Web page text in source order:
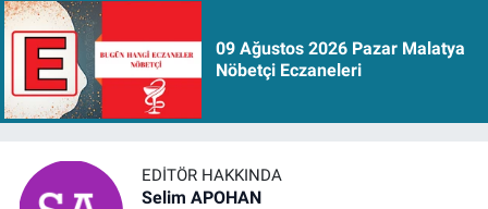
09 Ağustos 2026 Pazar Malatya
Nöbetçi Eczaneleri
EDITÖR HAKKINDA
Selim APOHAN